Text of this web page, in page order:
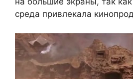
среда привлекала